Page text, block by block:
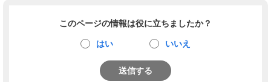
このページの情報は役に立ちましたか？
はい いいえ
送信する